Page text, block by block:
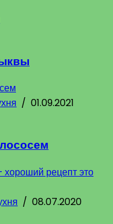
/ 01.09.2021
/ 08.07.2020